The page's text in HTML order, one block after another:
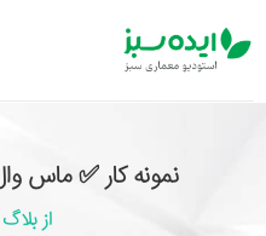
نمونه کار ✅ ماس
از